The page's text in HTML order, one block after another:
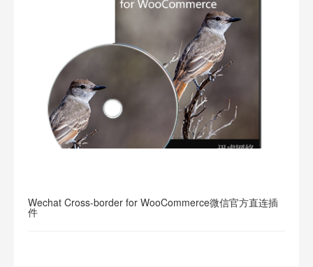
Wechat Cross-border for WooCommerce微信官方直连插
件